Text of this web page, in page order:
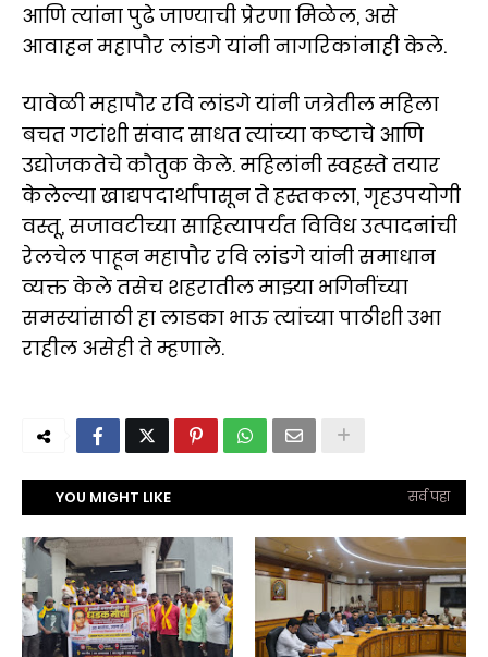
आणि त्यांना पुढे जाण्याची प्रेरणा मिळेल, असे
आवाहन महापौर लांडगे यांनी नागरिकांनाही केले.
यावेळी महापौर रवि लांडगे यांनी जत्रेतील महिला
बचत गटांशी संवाद साधत त्यांच्या कष्टाचे आणि
उद्योजकतेचे कौतुक केले. महिलांनी स्वहस्ते तयार
केलेल्या खाद्यपदार्थांपासून ते हस्तकला, गृहउपयोगी
वस्तू, सजावटीच्या साहित्यापर्यंत विविध उत्पादनांची
रेलचेल पाहून महापौर रवि लांडगे यांनी समाधान
व्यक्त केले तसेच शहरातील माझ्या भगिनींच्या
समस्यांसाठी हा लाडका भाऊ त्यांच्या पाठीशी उभा
राहील असेही ते म्हणाले.
YOU MIGHT LIKE सर्व पहा